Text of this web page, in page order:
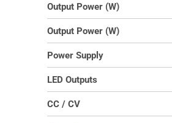
Output Power (W)
Output Power (W)
Power Supply
LED Outputs
CC / CV